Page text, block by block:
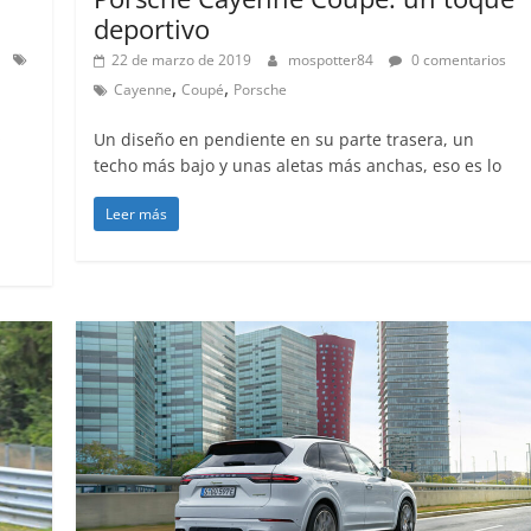
deportivo
22 de marzo de 2019 mospotter84
0 comentarios
Cayenne,Coupé, Porsche
Un diseño en pendiente en su parte trasera, un
techo más bajo y unas aletas más anchas, eso es lo
Leer más
31 de mayo de 2022